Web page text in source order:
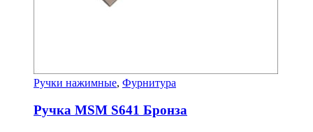
Ручки нажимные, Фурнитура
Ручка MSM S641 Бронза